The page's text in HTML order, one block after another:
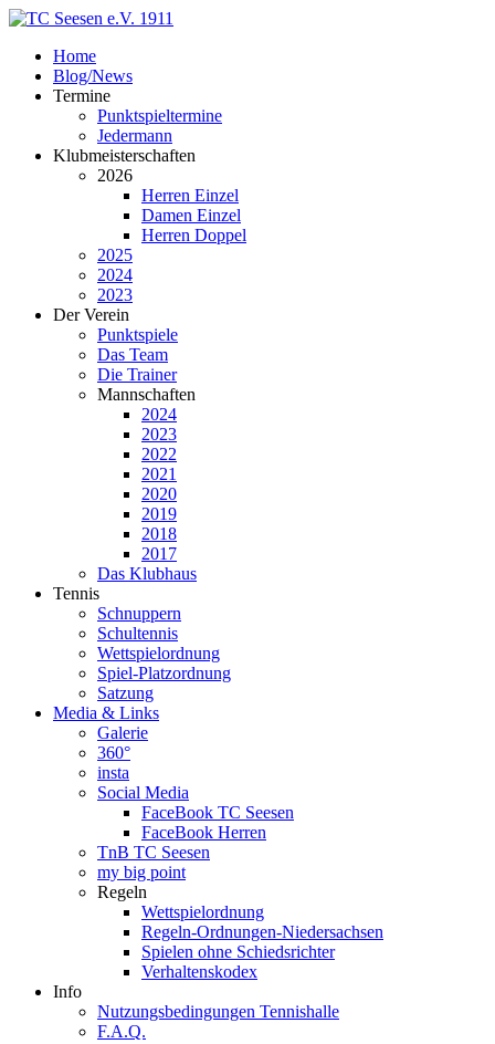
Home
Blog/News
Termine
Punktspieltermine
Jedermann
Klubmeisterschaften
2026
Herren Einzel
Damen Einzel
Herren Doppel
2025
2024
2023
Der Verein
Punktspiele
Das Team
Die Trainer
Mannschaften
2024
2023
2022
2021
2020
2019
2018
2017
Das Klubhaus
Tennis
Schnuppern
Schultennis
Wettspielordnung
Spiel-Platzordnung
Satzung
Media & Links
Galerie
360°
insta
Social Media
FaceBook TC Seesen
FaceBook Herren
TnB TC Seesen
my big point
Regeln
Wettspielordnung
Regeln-Ordnungen-Niedersachsen
Spielen ohne Schiedsrichter
Verhaltenskodex
Info
Nutzungsbedingungen Tennishalle
F.A.Q.